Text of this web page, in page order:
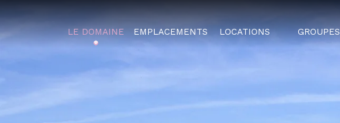
LE DOMAINE EMPLACEMENTS LOCATIONS GROUPES